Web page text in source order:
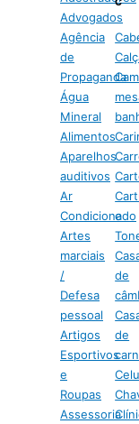
Advogados
Agência
de
Propaganda
Água
Mineral
Alimentos
Aparelhos
auditivos
Ar
Condicionado
Artes
marciais
/
Defesa
pessoal
Artigos
Esportivos
e
Roupas
Assessoria
e
de
de